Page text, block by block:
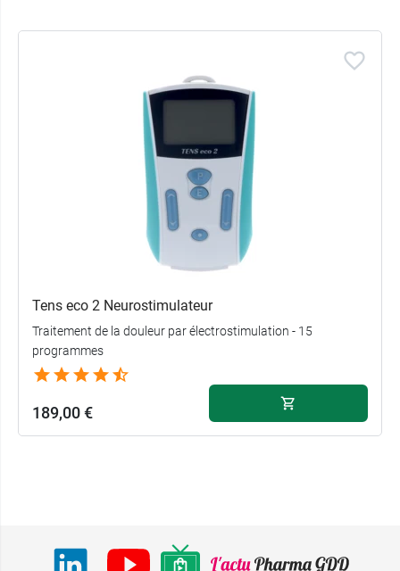
Tens eco 2 Neurostimulateur
Traitement de la douleur par électrostimulation - 15
programmes
189,00 €